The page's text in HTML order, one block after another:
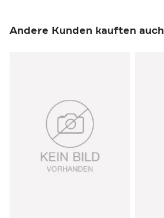
Andere Kunden kauften auch